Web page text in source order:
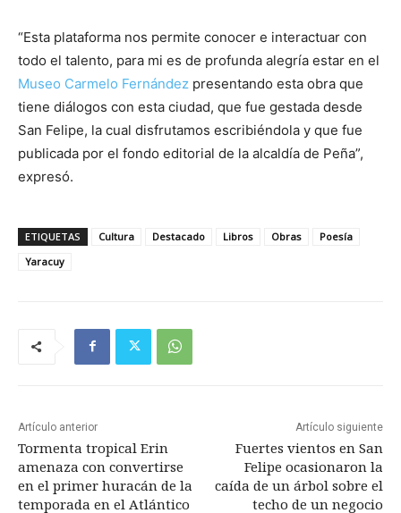
“Esta plataforma nos permite conocer e interactuar con
todo el talento, para mi es de profunda alegría estar en el
Museo Carmelo Fernández presentando esta obra que
tiene diálogos con esta ciudad, que fue gestada desde
San Felipe, la cual disfrutamos escribiéndola y que fue
publicada por el fondo editorial de la alcaldía de Peña”,
expresó.
ETIQUETAS Cultura Destacado Libros Obras
Poesía
Yaracuy
Artículo anterior
Tormenta tropical Erin
amenaza con convertirse
en el primer huracán de la
temporada en el Atlántico
Artículo siguiente
Fuertes vientos en San
Felipe ocasionaron la
caída de un árbol sobre el
techo de un negocio